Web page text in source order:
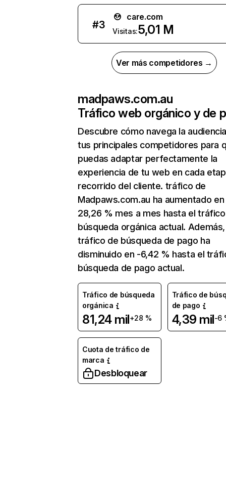
#3
care.com
Visitas:5,01 M
Ver más competidores →
madpaws.com.au
Tráfico web orgánico y de
Descubre cómo navega la
tus principales competidores para
puedas adaptar perfectamente la
experiencia de tu web en cada
recorrido del cliente. tráfico de
Madpaws.com.au ha aumentado en
28,26 % mes a mes hasta el
búsqueda orgánica actual.
tráfico de búsqueda de pago ha
disminuido en -6,42 % hasta el
búsqueda de pago actual.
Tráfico de búsqueda
orgánica
81,24 mil+28 %
Tráfico de
de pago
4,39 mil-6
Cuota de tráfico de
marca
Desbloquear